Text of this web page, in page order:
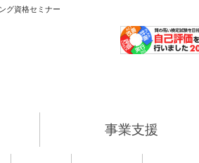
グ資格セミナー
事業支援